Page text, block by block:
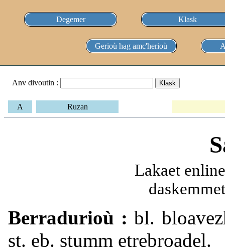
Degemer Klask
Gerioù hag amc'herioù
Anv divoutin :
A Ruzan
Lakaet
Berradurioù : bl.
st. eb. stumm etrebroadel.